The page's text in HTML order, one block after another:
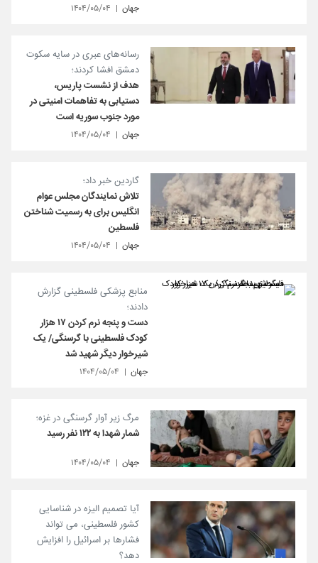
جهان ۱۴۰۴/۰۵/۰۴
رسانه‌های عبری در سایه سکوت
دمشق افشا کردند؛
هدف از نشست پاریس،
دستیابی به تفاهمات امنیتی در
مورد جنوب سوریه است
جهان ۱۴۰۴/۰۵/۰۴
گاردین خبر داد؛
تلاش نمایندگان مجلس عوام
انگلیس برای به رسمیت شناختن
فلسطین
جهان ۱۴۰۴/۰۵/۰۴
منابع پزشکی فلسطینی گزارش
دادند؛
دست و پنجه نرم کردن ۱۷ هزار
کودک فلسطینی با گرسنگی/ یک
شیرخوار دیگر شهید شد
جهان ۱۴۰۴/۰۵/۰۴
مرگ زیر آوار گرسنگی در غزه؛
شمار شهدا به ۱۲۲ نفر رسید
جهان ۱۴۰۴/۰۵/۰۴
آیا تصمیم الیزه در شناسایی
کشور فلسطینی، می تواند
فشارها بر اسرائیل را افزایش
دهد؟